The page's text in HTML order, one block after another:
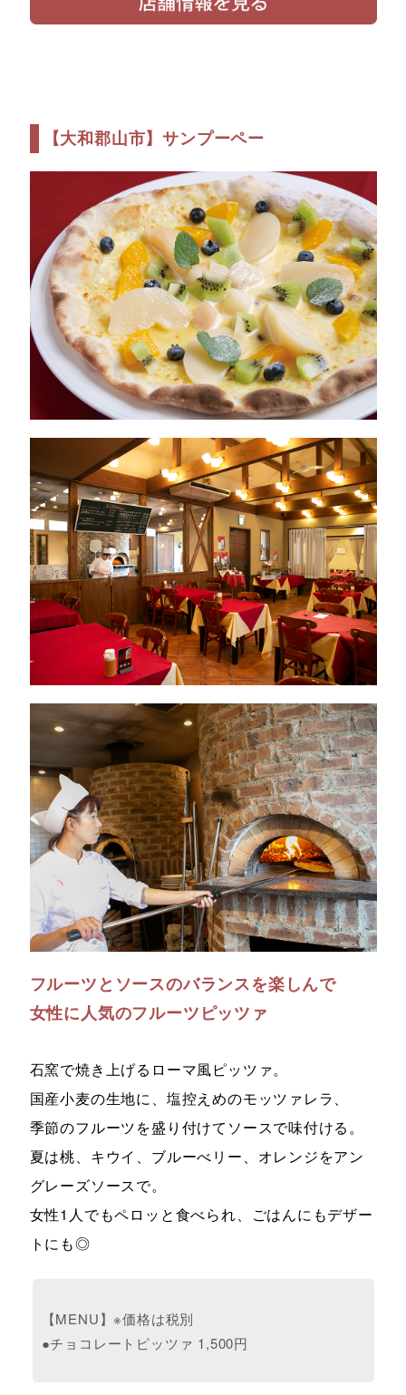
【大和郡山市】サンプーペー
フルーツとソースのバランスを楽しんで
女性に人気のフルーツピッツァ
石窯で焼き上げるローマ風ピッツァ。
国産小麦の生地に、塩控えめのモッツァレラ、
季節のフルーツを盛り付けてソースで味付ける。
夏は桃、キウイ、ブルーべリー、オレンジをアン
グレーズソースで。
女性1人でもペロッと食べられ、ごはんにもデザー
トにも◎
【MENU】※価格は税別
●チョコレートピッツァ 1,500円